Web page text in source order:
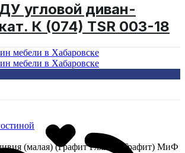
угловой диван-
К (074) TSR 003-18
(малая) (Графит Глянец, Графит) МиФ